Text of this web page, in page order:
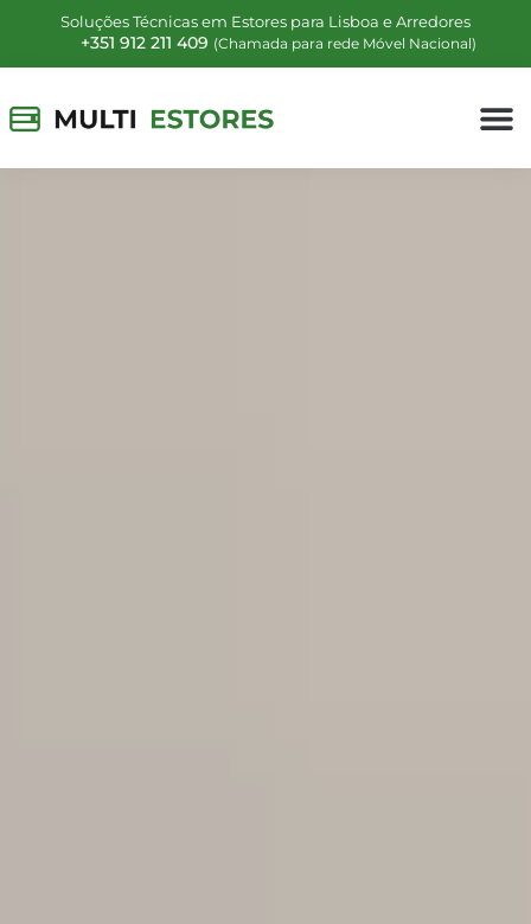
Soluções Técnicas em Estores para Lisboa e Arredores
+351 912 211 409 (Chamada para rede Móvel Nacional)